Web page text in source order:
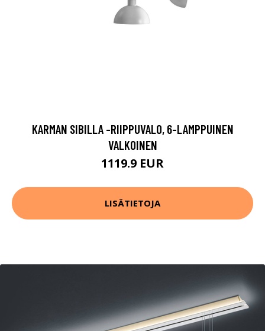
KARMAN SIBILLA -RIIPPUVALO, 6-LAMPPUINEN
VALKOINEN
1119.9 EUR
LISÄTIETOJA